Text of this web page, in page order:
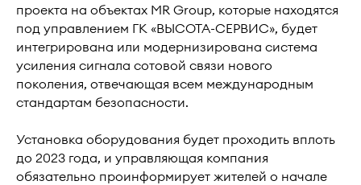
проекта на объектах MR Group, которые находятся
под управлением ГК «ВЫСОТА-СЕРВИС», будет
интегрирована или модернизирована система
усиления сигнала сотовой связи нового
поколения, отвечающая всем международным
стандартам безопасности.
Установка оборудования будет проходить вплоть
до 2023 года, и управляющая компания
обязательно проинформирует жителей о начале